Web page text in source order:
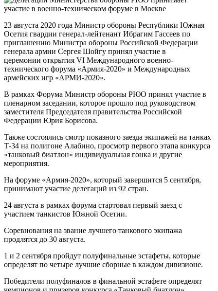
23 августа 2020 года Министр обороны Республики Южная
Осетия гвардии генерал-лейтенант Ибрагим Гассеев по
приглашению Министра обороны Российской Федерации
генерала армии Сергея Шойгу принял участие в
церемонии открытия VI Международного военно-
технического форума «Армия-2020» и Международных
армейских игр «АРМИ-2020».
В рамках Форума Министр обороны РЮО принял участие в
пленарном заседании, которое прошло под руководством
заместителя Председателя правительства Российской
Федерации Юрия Борисова.
Также состоялись смотр показного заезда экипажей на танках
Т-34 на полигоне Алабино, просмотр первого этапа конкурса
«танковый биатлон» индивидуальная гонка и другие
мероприятия.
На форуме «Армия-2020», который завершится 5 сентября,
принимают участие делегаций из 92 стран.
24 августа в рамках форума стартовал первый заезд с
участием танкистов Южной Осетии.
Соревнования на звание лучшего танкового экипажа
продлятся до 30 августа.
1 и 2 сентября пройдут полуфинальные эстафеты, которые
определят по четыре лучшие сборные в каждом дивизионе.
Победители полуфиналов в финальной эстафете определят